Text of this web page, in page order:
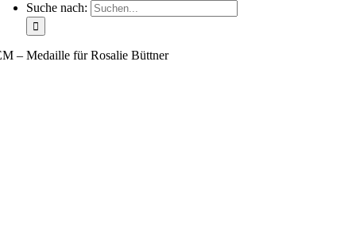
Suche nach:
– Medaille für Rosalie Büttner